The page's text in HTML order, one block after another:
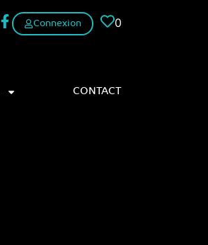
Connexion 0
CONTACT